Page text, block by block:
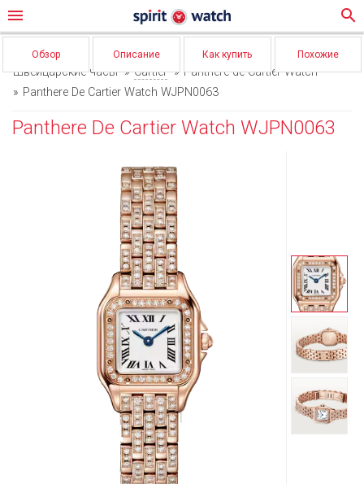
menu search
Обзор Описание Как купить Похожие
Швейцарские часы Cartier
Panthere de Cartier Watch
Panthere De Cartier Watch WJPN0063
Panthere De Cartier Watch WJPN0063